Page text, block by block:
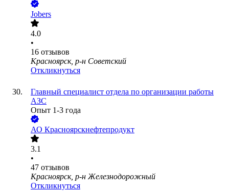
Jobers
4.0
•
16 отзывов
Красноярск, р-н Советский
Откликнуться
Главный специалист отдела по организации работы
АЗС
Опыт 1-3 года
АО Красноярскнефтепродукт
3.1
•
47 отзывов
Красноярск, р-н Железнодорожный
Откликнуться